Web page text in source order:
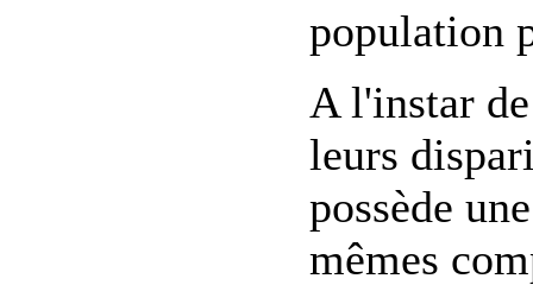
population
A l'instar
leurs
possède
mêmes